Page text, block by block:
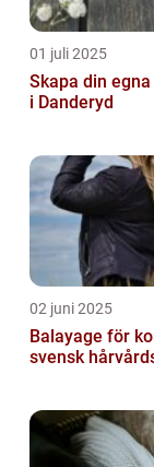
01 juli 2025
Skapa din
i Danderyd
02 juni 2025
Balayage för
svensk